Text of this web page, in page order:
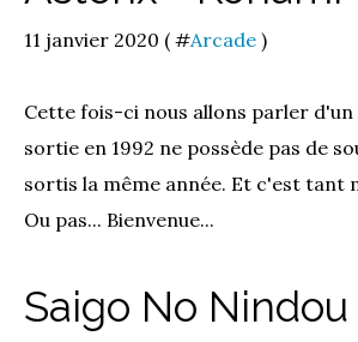
11 janvier 2020 ( #Arcade )
Cette fois-ci nous allons parler
sortie en 1992 ne possède pas de
sortis la même année. Et c'est tant
Ou pas... Bienvenue...
Saigo No